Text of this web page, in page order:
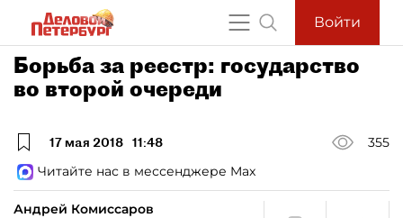
Войти
Борьба за реестр: государство
во второй очереди
17 мая 2018 11:48
355
Читайте нас в мессенджере Max
Андрей Комиссаров